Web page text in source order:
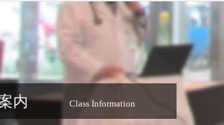
内 Class Information